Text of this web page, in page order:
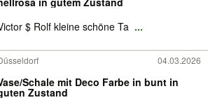
$ Rolf kleine schöne Ta ...
04.03.2026
Schale mit Deco Farbe in bunt in
Zustand